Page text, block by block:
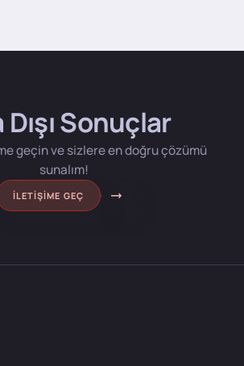
Dışı Sonuçlar
geçin ve sizlere en doğru çözümü
sunalım!
İLETIŞIME GEÇ